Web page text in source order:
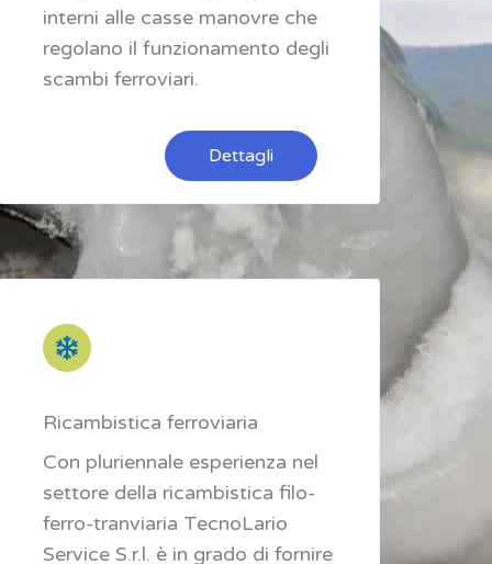
interni alle casse manovre che
regolano il funzionamento degli
scambi ferroviari.
Dettagli
Ricambistica ferroviaria
Con pluriennale esperienza nel
settore della ricambistica filo-
ferro-tranviaria TecnoLario
Service S.r.l. è in grado di fornire